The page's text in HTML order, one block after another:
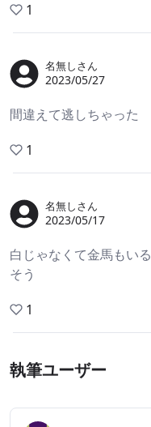
1
名無しさん
2023/05/27
間違えて逃しちゃった
1
名無しさん
2023/05/17
白じゃなくて金馬もい
そう
1
執筆ユーザー